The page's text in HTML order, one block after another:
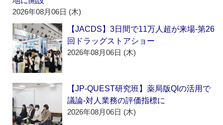
2026年08月06日 (木)
【JACDS】3日間で11万人超が来場‐第26
回ドラッグストアショー
2026年08月06日 (木)
【JP-QUEST研究班】薬局版QIの活用で
議論‐対人業務の評価指標に
2026年08月06日 (木)